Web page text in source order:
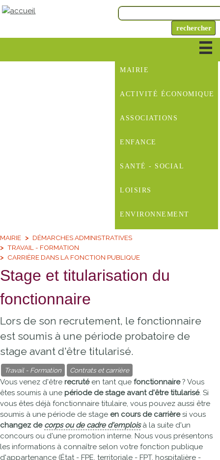
MAIRIE
ACTIVITÉ ÉCONOMIQUE
ASSOCIATIONS
ENFANCE
SANTÉ - SOCIAL
LOISIRS
ENVIRONNEMENT
MAIRIE
DÉMARCHES ADMINISTRATIVES
TRAVAIL - FORMATION
CARRIÈRE DANS LA FONCTION PUBLIQUE
Stage et titularisation du
fonctionnaire
Lors de son recrutement, le fonctionnaire
est soumis à une période probatoire de
stage avant d'être titularisé.
Travail - Formation Contrats et carrière
Vous venez d'être recrutéen tant que fonctionnaire? Vous
êtes soumis à une période de stage avant d'être titularisé. Si
vous êtes déjà fonctionnaire titulaire, vous pouvez aussi être
soumis à une période de stage en cours de carrièresi vous
changez de corps ou de cadre d'emploisà la suite d'un
concours ou d'une promotion interne. Nous vous présentons
les informations à connaître selon votre fonction publique
d'appartenance (État - FPE, territoriale - FPT, hospitalière -